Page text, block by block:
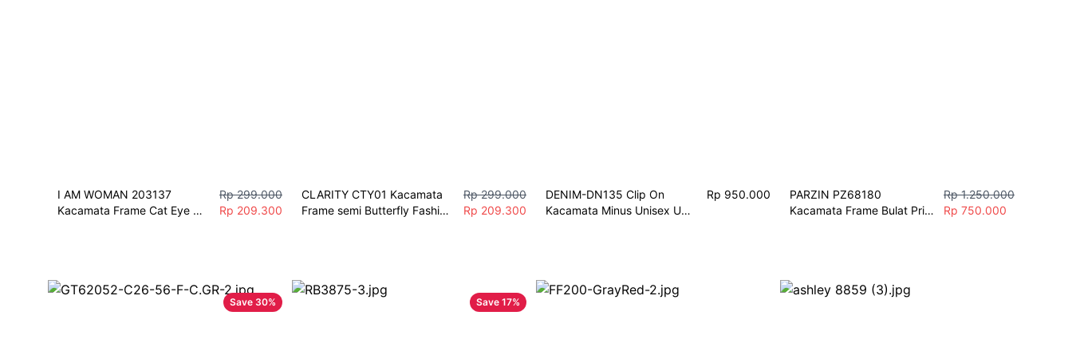
I AM WOMAN 203137
Kacamata Frame Cat Eye
Rp 299.000
Rp 209.300
CLARITY CTY01 Kacamata
Frame semi Butterfly Fashion
Rp 299.000
Rp 209.300
DENIM-DN135 Clip On
Kacamata Minus Unisex UV
Rp 950.000
PARZIN PZ68180
Kacamata Frame Bulat Pria
Rp 1.250.000
Rp 750.000
Save 30% Save 17%